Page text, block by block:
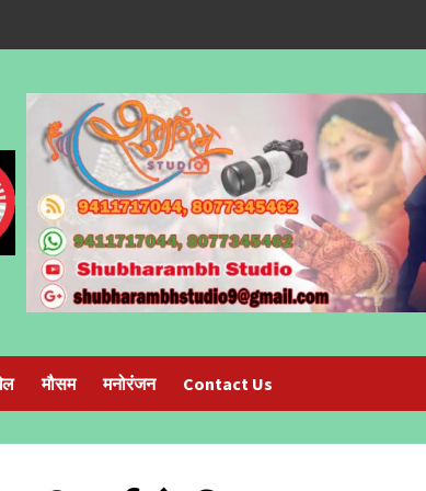
मौसम मनोरंजन Contact Us